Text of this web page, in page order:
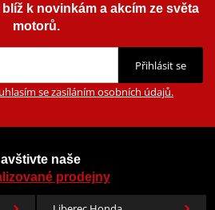
k novinkám a akcím ze světa
motorů.
Přihlásit se
se zasíláním osobních údajů.
naše
prodejny